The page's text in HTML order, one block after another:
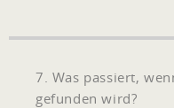
7. Was passiert,
gefunden wird?